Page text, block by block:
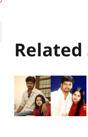
Related